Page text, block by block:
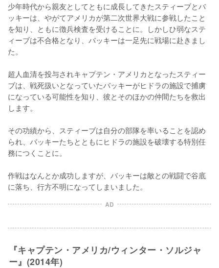
少年時代から親友としてともに成長してきたスティーブとバ
ッキーは、やがてアメリカが第二次世界大戦に参戦したこと
を知り、ともに徴兵検査を受けることに。しかしひ弱なステ
ィーブは不合格となり、バッキーは一足先に戦場に赴きまし
た。
超人血清を投与されキャプテン・アメリカとなったスティー
ブは、戦死扱いとなっていたバッキーがヒドラの施設で捕虜
になっている可能性を知り、彼とそのほかの仲間たちを救出
します。
その功績から、スティーブは自分の部隊を率いることを認め
られ、バッキーたちとともにヒドラの施設を破壊する特別任
務につくことに。
作戦はなんとか成功しますが、バッキーは敵との戦闘で谷底
に落ち、行方不明になってしまいました。
AD
『キャプテン・アメリカ/ウィンター・ソルジャ
ー』(2014年)